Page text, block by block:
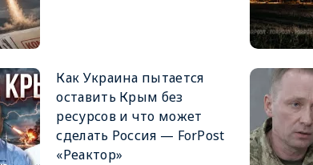
Как Украина пытается
оставить Крым без
ресурсов и что может
сделать Россия — ForPost
«Реактор»